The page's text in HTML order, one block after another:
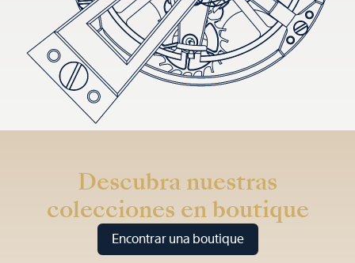
Descubra nuestras
colecciones en boutique
Encontrar una boutique